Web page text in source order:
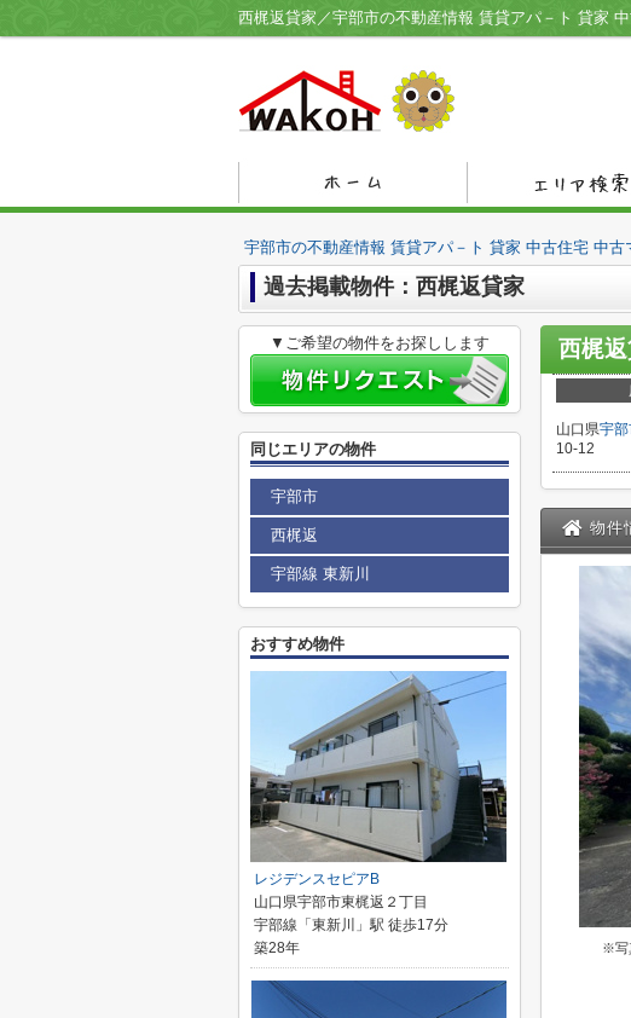
宇部市の不動産情報 賃貸アパ－ト 貸家 中古住宅 中
過去掲載物件：西梶返貸家
西梶
山口県宇
10-12
物件
※写
▼ご希望の物件をお探しします
同じエリアの物件
宇部市
西梶返
宇部線 東新川
おすすめ物件
レジデンスセピアB
山口県宇部市東梶返２丁目
宇部線「東新川」駅 徒歩17分
築28年